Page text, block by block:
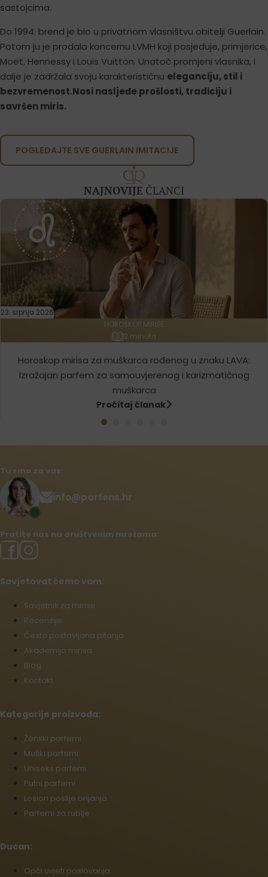
sastojcima.
Do 1994. brend je bio u privatnom vlasništvu obitelji Guerlain.
Potom ju je prodala koncernu LVMH koji posjeduje, primjerice,
Moët, Hennessy i Louis Vuitton. Unatoč promjeni vlasnika, i
dalje je zadržala svoju karakterističnu eleganciju, stil i
bezvremenost.Nosi nasljeđe prošlosti, tradiciju i
savršen miris.
POGLEDAJTE SVE GUERLAIN IMITACIJE
NAJNOVIJE ČLANCI
23. srpnja 2026
HOROSKOP MIRIŠE
2 minuta
Horoskop mirisa za muškarca rođenog u znaku LAVA:
Izražajan parfem za samouvjerenog i karizmatičnog
muškarca
Pročitaj članak
Tu smo za vas:
info@parfens.hr
Pratite nas na društvenim mrežama:
Savjetovat ćemo vam:
Savjetnik za mirise
Recenzije
Često postavljana pitanja
Akademija mirisa
Blog
Kontakt
Kategorije proizvoda:
Źenski parfemi
Muški parfemi
Uniseks parfemi
Putni parfemi
Losion poslije brijanja
Parfemi za rublje
Ducan:
Opći uvjeti poslovanja